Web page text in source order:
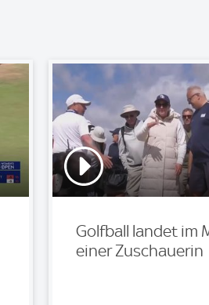
Golfball landet im
einer Zuschauerin